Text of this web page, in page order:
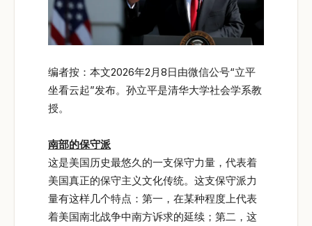
编者按：本文2026年2月8日由微信公号“立平
坐看云起”发布。孙立平是清华大学社会学系教
授。
南部的保守派
这是美国历史最悠久的一支保守力量，代表着
美国真正的保守主义文化传统。这支保守派力
量有这样几个特点：第一，在某种程度上代表
着美国南北战争中南方诉求的延续；第二，这